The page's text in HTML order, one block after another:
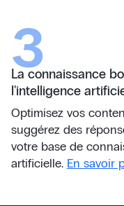
3
La connaissance
l'intelligence
Optimisez vos
suggérez des
votre base de
artificielle. En savoir